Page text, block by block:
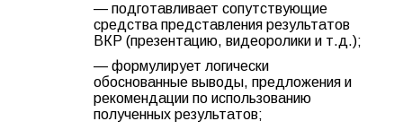
— подготавливает сопутствующие
средства представления результатов
ВКР (презентацию, видеоролики и т.д.);
— формулирует логически
обоснованные выводы, предложения и
рекомендации по использованию
полученных результатов;